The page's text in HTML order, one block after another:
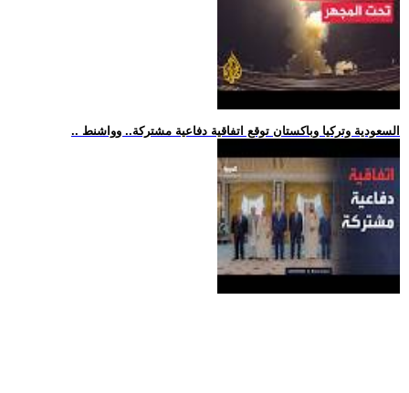
.. السعودية وتركيا وباكستان توقع اتفاقية دفاعية مشتركة.. وواشنط